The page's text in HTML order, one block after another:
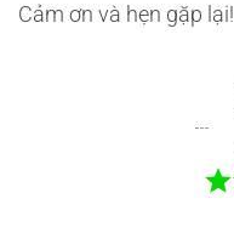
Cảm ơn và hẹn gặp lại!